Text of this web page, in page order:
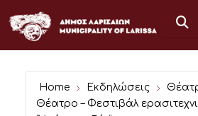
στο
περιεχόμενο
Home Εκδηλώσεις
Θέατρο – Φεστιβάλ